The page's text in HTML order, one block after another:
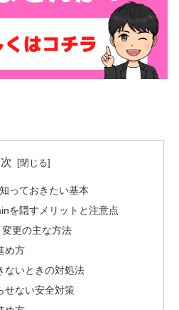
っておきたい基本
を隠すメリットと注意点
更の主な方法
め方
ないときの対処法
せない安全対策